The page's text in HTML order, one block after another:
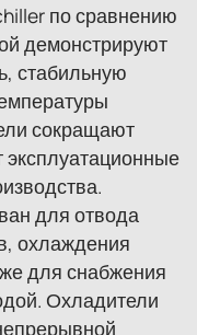
по сравнению
демонстрируют
стабильную
сокращают
для отвода
охлаждения
для снабжения
Охладители